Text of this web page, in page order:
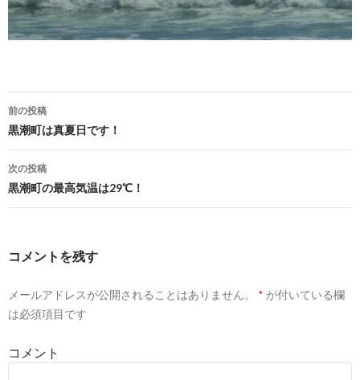
投稿ナビゲーション
前の投稿
黒潮町は真夏日です！
次の投稿
黒潮町の最高気温は29℃！
コメントを残す
メールアドレスが公開されることはありません。 * が付いている欄
は必須項目です
コメント